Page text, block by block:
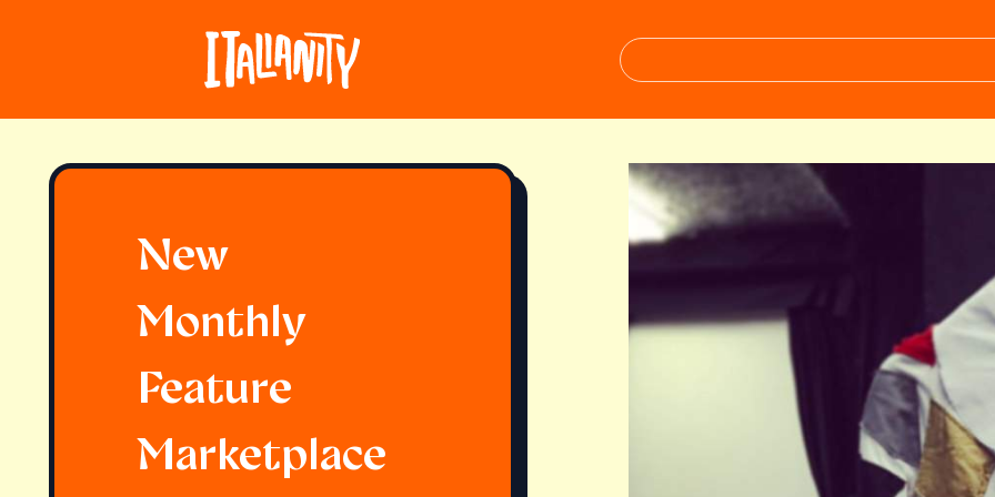
New
Monthly
Feature
Marketplace